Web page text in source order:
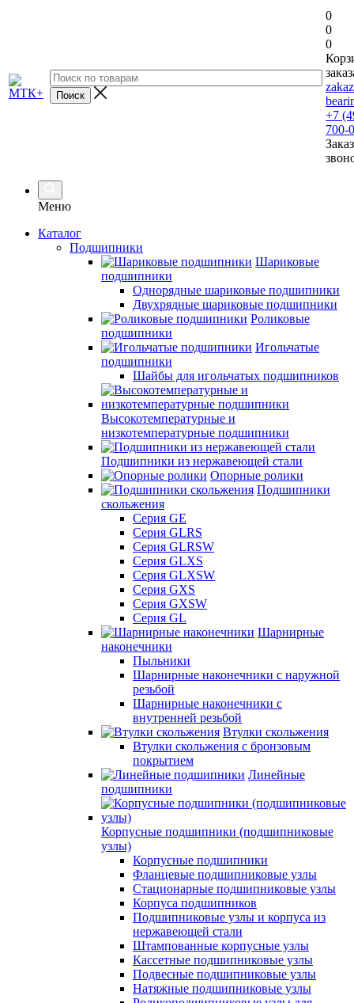
0
0
0
+7
700-
Меню
Каталог
Подшипники
Шариковые
подшипники
Однорядные шариковые подшипники
Двухрядные шариковые подшипники
Роликовые
подшипники
Игольчатые
подшипники
Шайбы для игольчатых подшипников
Высокотемпературные и
низкотемпературные подшипники
Подшипники из нержавеющей стали
Опорные ролики
Подшипники
скольжения
Серия GE
Серия GLRS
Серия GLRSW
Серия GLXS
Серия GLXSW
Серия GXS
Серия GXSW
Серия GL
Шарнирные
наконечники
Пыльники
Шарнирные наконечники с наружной
резьбой
Шарнирные наконечники с
внутренней резьбой
Втулки скольжения
Втулки скольжения с бронзовым
покрытием
Линейные
подшипники
Корпусные подшипники (подшипниковые
узлы)
Корпусные подшипники
Фланцевые подшипниковые узлы
Стационарные подшипниковые узлы
Корпуса подшипников
Подшипниковые узлы и корпуса из
нержавеющей стали
Штампованные корпусные узлы
Кассетные подшипниковые узлы
Подвесные подшипниковые узлы
Натяжные подшипниковые узлы